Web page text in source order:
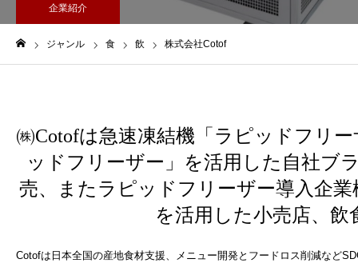
企業紹介
ジャンル 食 飲 株式会社Cotof
㈱Cotofは急速凍結機「ラピッドフリ
ッドフリーザー」を活用した自社ブ
売、またラピッドフリーザー導入企
を活用した小売店、
Cotofは日本全国の産地食材支援、メニュー開発とフードロス削減など